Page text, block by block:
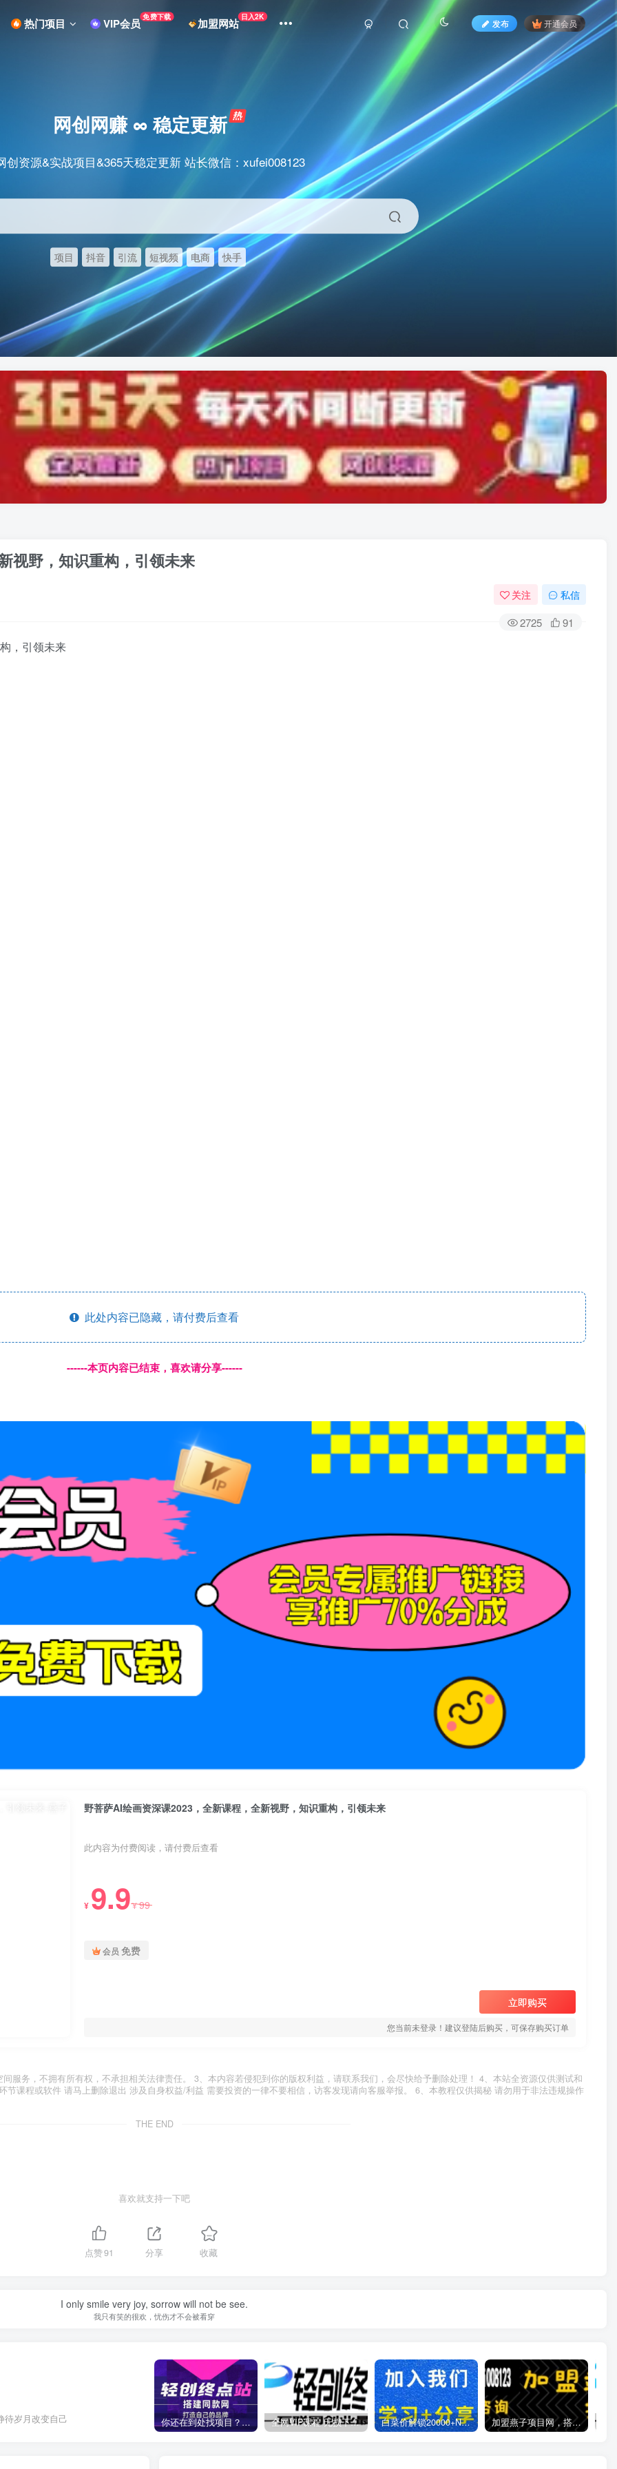
热门项目 VIP会员 免费下载 加盟网站 日入2K
发布 开通会员
网创网赚 ∞ 稳定更新
创资源&实战项目&365天稳定更新 站长微信：xufei008123
项目 抖音 引流 短视频 电商 快手
视野，知识重构，引领未来
关注 私信
2725 91
，引领未来
此处内容已隐藏，请付费后查看
------本页内容已结束，喜欢请分享------
野菩萨AI绘画资深课2023，全新课程，全新视野，知识重构，引领未来
此内容为付费阅读，请付费后查看
¥ 9.9¥99
会员 免费
立即购买
您当前未登录！建议登陆后购买，可保存购买订单
服务，不拥有所有权，不承担相关法律责任。 3、本内容若侵犯到你的版权利益，请联系我们，会尽快给予删除处理！ 4、本站全资源仅供测试和
课程或软件 请马上删除退出 涉及自身权益/利益 需要投资的一律不要相信，访客发现请向客服举报。 6、本教程仅供揭秘 请勿用于非法违规操作
THE END
喜欢就支持一下吧
点赞91 分享 收藏
I only smile very joy, sorrow will not be see.
我只有笑的很欢，忧伤才不会被看穿
待岁月改变自己 你还在到处找项目？还在当韭菜？我靠卖项目一个月收入5万+，曾经我也是个失败者。 全网VIP课程 无损下载~ 白菜价解锁20000+N个赚钱机会，加入燕子项目网会员，全站资源免费学习。 加盟燕子项目网，搭建同款项目资源站，实现日入2000+